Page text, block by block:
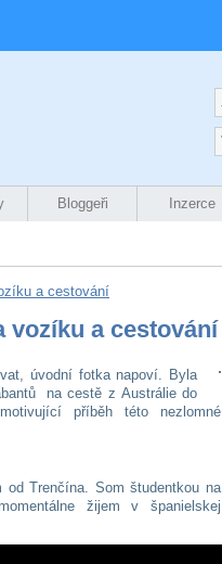
Bloggeři Inzerce
a cestování
vozíku a cestování
úvodní fotka napoví. Byla
na cestě z Austrálie do
příběh této nezlomné
Trenčína. Som študentkou na
žijem v španielskej